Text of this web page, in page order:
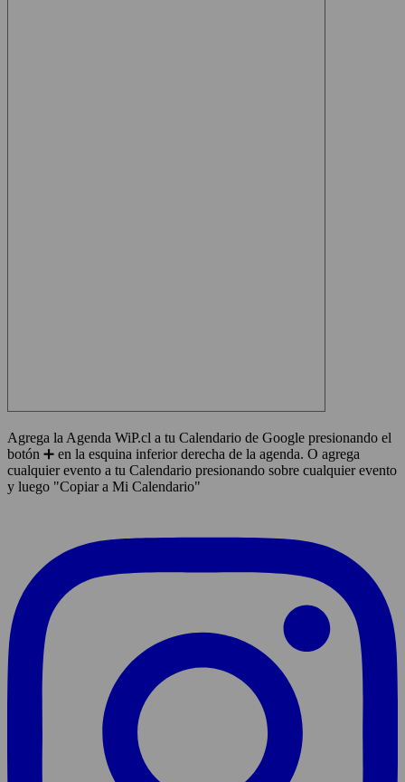
Agrega la Agenda WiP.cl a tu Calendario de Google presionando el
botón ➕ en la esquina inferior derecha de la agenda. O agrega
cualquier evento a tu Calendario presionando sobre cualquier evento
y luego "Copiar a Mi Calendario"